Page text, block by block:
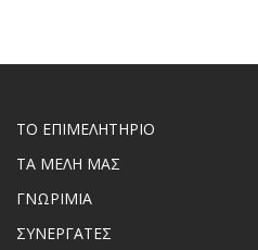
ΤΟ ΕΠΙΜΕΛΗΤΗΡΙΟ
ΤΑ ΜΕΛΗ ΜΑΣ
ΓΝΩΡΙΜΙΑ
ΣΥΝΕΡΓΑΤΕΣ